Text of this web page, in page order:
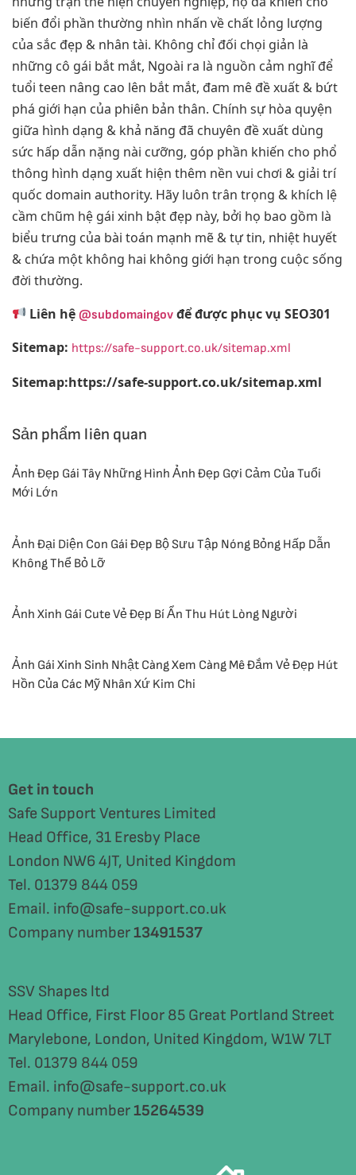
biến đổi phần thường nhìn nhấn về chất lỏng lượng
của sắc đẹp & nhân tài. Không chỉ đối chọi giản là
những cô gái bắt mắt, Ngoài ra là nguồn cảm nghĩ để
tuổi teen nâng cao lên bắt mắt, đam mê đề xuất & bứt
phá giới hạn của phiên bản thân. Chính sự hòa quyện
giữa hình dạng & khả năng đã chuyên đề xuất dùng
sức hấp dẫn nặng nài cưỡng, góp phần khiến cho phổ
thông hình dạng xuất hiện thêm nền vui chơi & giải trí
quốc domain authority. Hãy luôn trân trọng & khích lệ
cầm chũm hệ gái xinh bật đẹp này, bởi họ bao gồm là
biểu trưng của bài toán mạnh mẽ & tự tin, nhiệt huyết
& chứa một không hai không giới hạn trong cuộc sống
đời thường.
Liên hệ@subdomaingov để được phục vụ SEO301
Sitemap: https://safe-support.co.uk/sitemap.xml
Sitemap:https://safe-support.co.uk/sitemap.xml
Sản phẩm liên quan
Ảnh Đẹp Gái Tây Những Hình Ảnh Đẹp Gợi Cảm Của Tuổi
Mới Lớn
Ảnh Đại Diện Con Gái Đẹp Bộ Sưu Tập Nóng Bỏng Hấp Dẫn
Không Thể Bỏ Lỡ
Ảnh Xinh Gái Cute Vẻ Đẹp Bí Ẩn Thu Hút Lòng Người
Ảnh Gái Xinh Sinh Nhật Càng Xem Càng Mê Đắm Vẻ Đẹp Hút
Hồn Của Các Mỹ Nhân Xứ Kim Chi
Get in touch
Safe Support Ventures Limited
Head Office, 31 Eresby Place
London NW6 4JT, United Kingdom
Tel. 01379 844 059
Email. info@safe-support.co.uk
Company number13491537
SSV Shapes ltd
Head Office, First Floor 85 Great Portland Street
Marylebone, London, United Kingdom, W1W 7LT
Tel. 01379 844 059
Email. info@safe-support.co.uk
Company number15264539